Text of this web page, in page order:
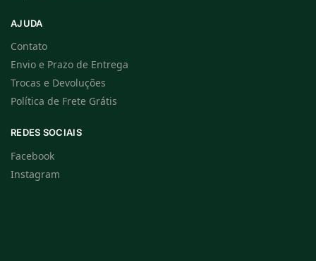
AJUDA
Contato
Envio e Prazo de Entrega
Trocas e Devoluções
Política de Frete Grátis
REDES SOCIAIS
Facebook
Instagram